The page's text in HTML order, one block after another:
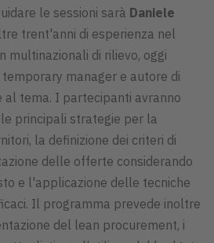
le sessioni sarà Daniele
trent'anni di esperienza nel
multinazionali di rilievo, oggi
manager e autore di
al tema. I partecipanti avranno
principali strategie per la
la definizione dei criteri di
delle offerte considerando
e l'applicazione delle tecniche
Il programma prevede inoltre
del lean procurement, i